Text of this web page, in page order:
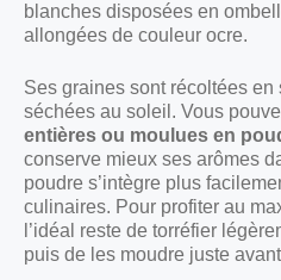
blanches disposées en
allongées de couleur ocre.
Ses graines sont récoltées
séchées au soleil. Vous
entières ou moulues en
conserve mieux ses arômes
poudre s’intègre plus
culinaires. Pour profiter au
l’idéal reste de torréfier
puis de les moudre juste